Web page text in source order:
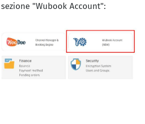
"Wubook Account":